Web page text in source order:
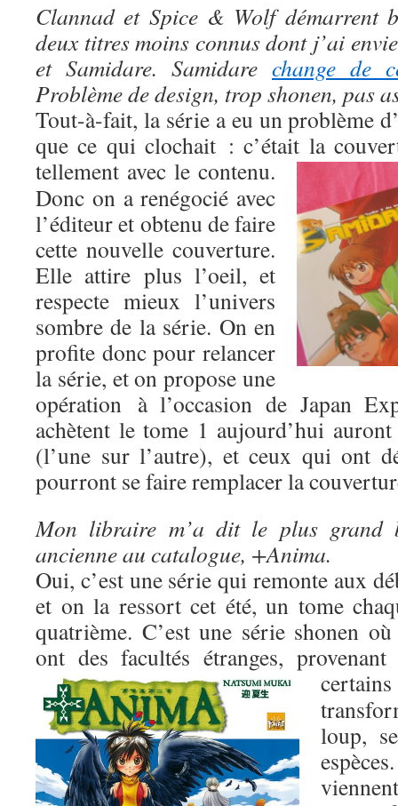
Clannad et Spice & Wolf démarrent
deux titres moins connus dont j’ai
et Samidare. Samidare change de
Problème de design, trop shonen, pas
Tout-à-fait, la série a eu un problème
que ce qui clochait : c’était la
tellement avec le contenu.
Donc on a renégocié avec
l’éditeur et obtenu de faire
cette nouvelle couverture.
Elle attire plus l’oeil, et
respecte mieux l’univers
sombre de la série. On en
profite donc pour relancer
la série, et on propose une
opération à l’occasion de Japan
achètent le tome 1 aujourd’hui
(l’une sur l’autre), et ceux qui ont
pourront se faire remplacer la
Mon libraire m’a dit le plus grand
ancienne au catalogue, +Anima.
Oui, c’est une série qui remonte aux
et on la ressort cet été, un tome
quatrième. C’est une série shonen
ont des facultés étranges,
loup,